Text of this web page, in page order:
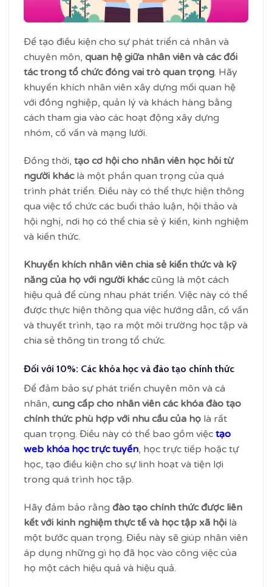
Để tạo điều kiện cho sự phát triển cá nhân và
chuyên môn, quan hệ giữa nhân viên và các đối
tác trong tổ chức đóng vai trò quan trọng. Hãy
khuyến khích nhân viên xây dựng mối quan hệ
với đồng nghiệp, quản lý và khách hàng bằng
cách tham gia vào các hoạt động xây dựng
nhóm, cố vấn và mạng lưới.
Đồng thời, tạo cơ hội cho nhân viên học hỏi từ
người kháclà một phần quan trọng của quá
trình phát triển. Điều này có thể thực hiện thông
qua việc tổ chức các buổi thảo luận, hội thảo và
hội nghị, nơi họ có thể chia sẻ ý kiến, kinh nghiệm
và kiến ​​thức.
Khuyến khích nhân viên chia sẻ kiến thức và kỹ
năng của họ với người kháccũng là một cách
hiệu quả để cùng nhau phát triển. Việc này có thể
được thực hiện thông qua việc hướng dẫn, cố vấn
và thuyết trình, tạo ra một môi trường học tập và
chia sẻ thông tin trong tổ chức.
Đối với 10%: Các khóa học và đào tạo chính thức
Để đảm bảo sự phát triển chuyên môn và cá
nhân, cung cấp cho nhân viên các khóa đào tạo
chính thức phù hợp với nhu cầu của họ là rất
quan trọng. Điều này có thể bao gồm việc tạo
web khóa học trực tuyến, học trực tiếp hoặc tự
học, tạo điều kiện cho sự linh hoạt và tiện lợi
trong quá trình học tập.
Hãy đảm bảo rằng đào tạo chính thức được liên
kết với kinh nghiệm thực tế và học tập xã hội là
một bước quan trọng. Điều này sẽ giúp nhân viên
áp dụng những gì họ đã học vào công việc của
họ một cách hiệu quả và hiệu quả.